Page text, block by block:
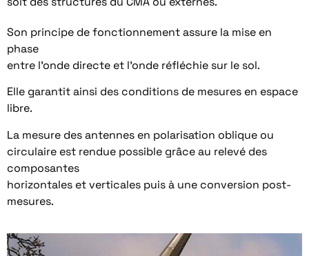
Son principe de fonctionnement assure la mise en
phase
entre l’onde directe et l’onde réfléchie sur le sol.
Elle garantit ainsi des conditions de mesures en espace
libre.
La mesure des antennes en polarisation oblique ou
circulaire est rendue possible grâce au relevé des
composantes
horizontales et verticales puis à une conversion post-
mesures.